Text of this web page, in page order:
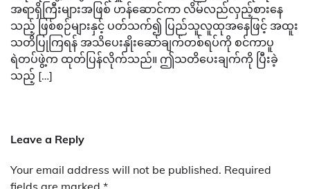
အရာရှိကြီးများအဖြစ် ဟန်ဆောင်ကာ လိမ်လည်လှည့်စားနေ
သည့် ဖြစ်စဉ်များနှင့် ပတ်သက်၍ ပြည်သူလူထုအနေဖြင့် အထူး
သတိပြုကြရန် အသိပေးနှိုးဆော်ချက်တစ်ရပ်ကို စင်ကာပူ
ရဲတပ်ဖွဲ့က ထုတ်ပြန်လိုက်သည်။ ဤသတိပေးချက်ကို ပြီးခဲ့
သည့် […]
Leave a Reply
Your email address will not be published. Required
fields are marked *